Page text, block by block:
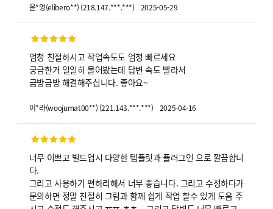
윤*영(elibero**) (218.147.***.***) 2025-05-29
엄청 친절하시고 작업속도도 엄청 빠르세요
궁금한거 일일히 물어봤는데 답변 속도 빨라서
금방금방 해결해주십니다. 좋아요~
이*라(woojumat00**) (221.143.***.***) 2025-04-16
너무 이쁘고 빌드업시 다양한 템플릿과 플러그인 으로 깔끔합니
다.
그리고 사용하기 편하리해서 너무 좋습니다. 그리고 수정하다가
문의하면 정말 친절히 그림과 함께 쉽게 작업 할수 있게 도움 주